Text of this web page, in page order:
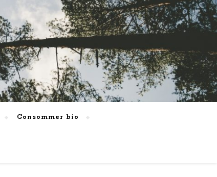
Consommer bio